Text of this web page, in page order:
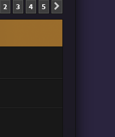
2 3 4 5